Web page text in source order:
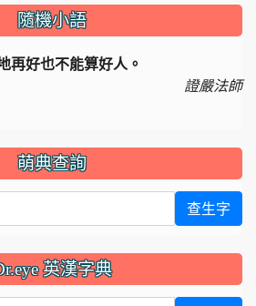
隨機小語
好也不能算好人。
證嚴法師
萌典查詢
查生字
英漢字典